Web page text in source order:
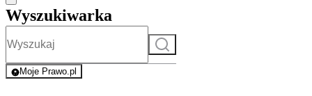
Wyszukiwarka
Szukaj
Moje Prawo.pl
- rejestracja i logowanie do serwisu